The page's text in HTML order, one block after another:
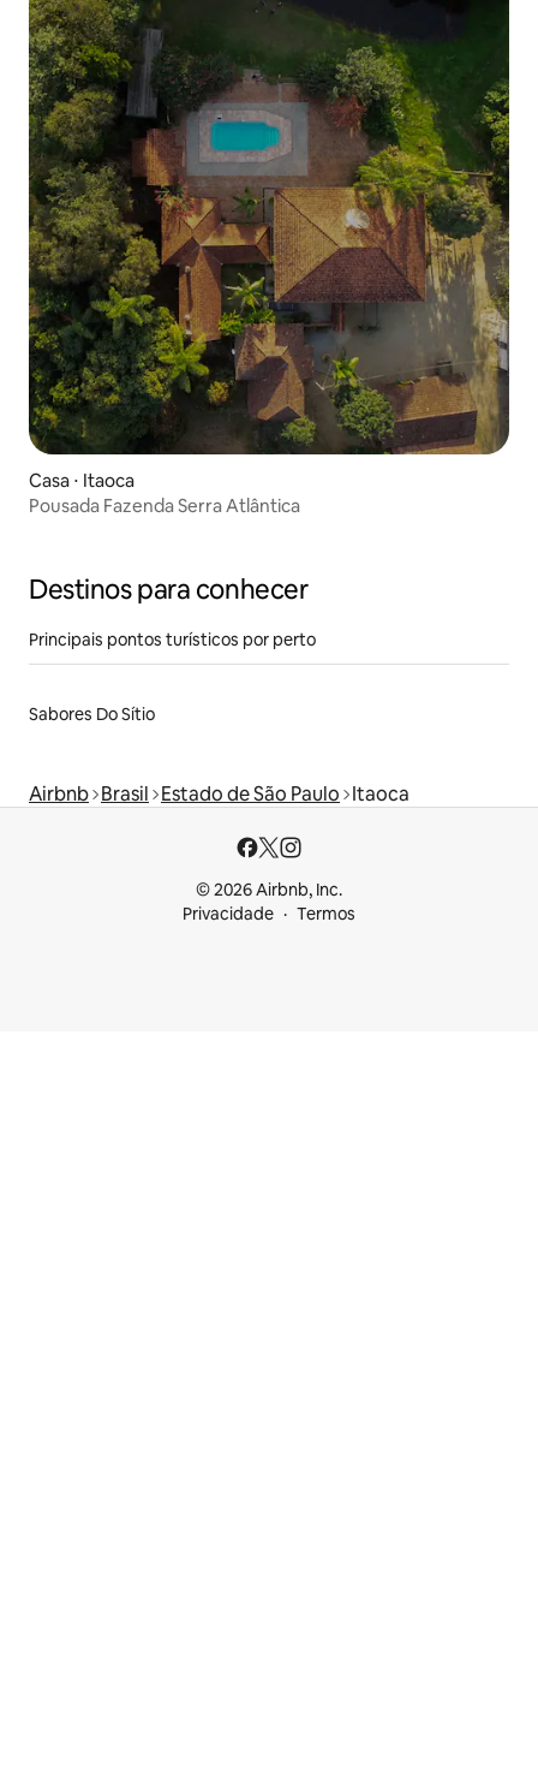
Casa ⋅ Itaoca
Pousada Fazenda Serra Atlântica
Destinos para conhecer
Principais pontos turísticos por perto
Sabores Do Sítio
Airbnb Brasil Estado de São Paulo Itaoca
© 2026 Airbnb, Inc.
Privacidade
Termos